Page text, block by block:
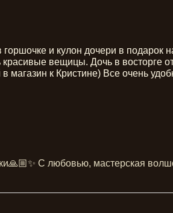
и кулон дочери в подарок
вещицы. Дочь в восторге
магазин к Кристине) Все очень
С любовью, мастерская